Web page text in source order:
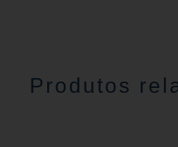
Produtos